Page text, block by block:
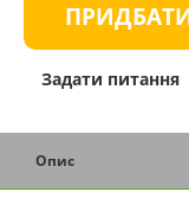
Задати питання
Опис